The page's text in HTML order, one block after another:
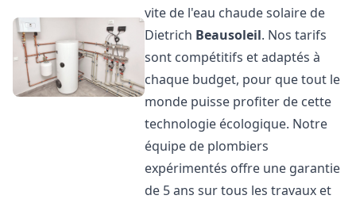
vite de l'eau chaude solaire de
Dietrich Beausoleil. Nos tarifs
sont compétitifs et adaptés à
chaque budget, pour que tout le
monde puisse profiter de cette
technologie écologique. Notre
équipe de plombiers
expérimentés offre une garantie
de 5 ans sur tous les travaux et